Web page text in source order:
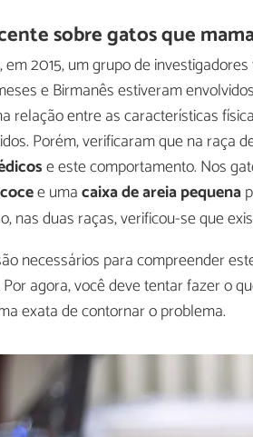
sobre gatos que
em 2015, um grupo de
e Birmanês estiveram
relação entre as características
Porém, verificaram que na raça
e este comportamento. Nos
e umacaixa de areia pequena
nas duas raças, verificou-se que
necessários para compreender
agora, você deve tentar fazer o
exata de contornar o problema.